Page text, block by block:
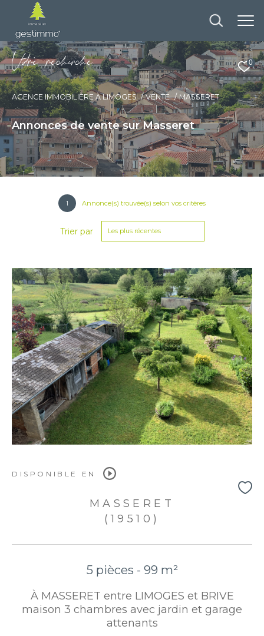
0
Vore recece
AGENCE IMMOBILIÈRE À LIMOGES VENTE MASSERET
Annonces de vente sur Masseret
1 Annonce(s) trouvée(s) selon vos critères
Trier par Les plus récentes
DISPONIBLE EN
MASSERET
(19510)
5 pièces - 99 m²
À MASSERET entre LIMOGES et BRIVE
maison 3 chambres avec jardin et garage
attenants